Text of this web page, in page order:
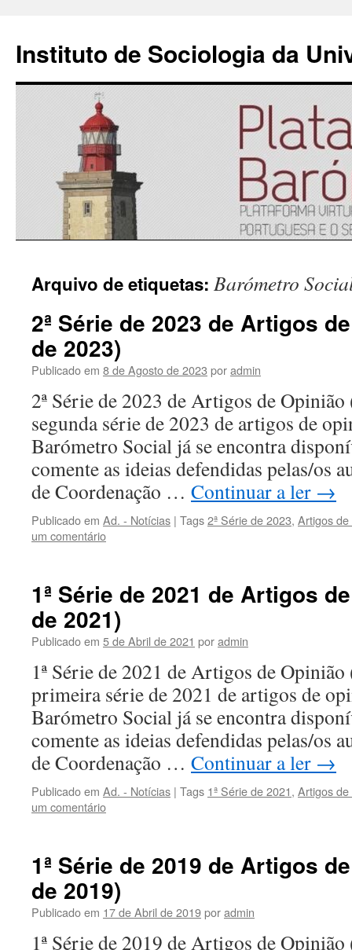
Instituto de Sociologia da
para
conteúdo
Arquivo de etiquetas: Barómetro
2ª Série de 2023 de Artigos
de 2023)
Publicado em 8 de Agosto de 2023 poradmin
2ª Série de 2023 de Artigos de
segunda série de 2023 de artigos de
Barómetro Social já se encontra
comente as ideias defendidas pelas/os
de Coordenação … Continuar a ler →
Publicado em Ad. - Notícias | Tags2ª Série de 2023, Artigos
um comentário
1ª Série de 2021 de Artigos
de 2021)
Publicado em 5 de Abril de 2021 poradmin
1ª Série de 2021 de Artigos de
primeira série de 2021 de artigos de
Barómetro Social já se encontra
comente as ideias defendidas pelas/os
de Coordenação … Continuar a ler →
Publicado em Ad. - Notícias | Tags 1ª Série de 2021, Artigos
um comentário
1ª Série de 2019 de Artigos
de 2019)
Publicado em 17 de Abril de 2019poradmin
1ª Série de 2019 de Artigos de